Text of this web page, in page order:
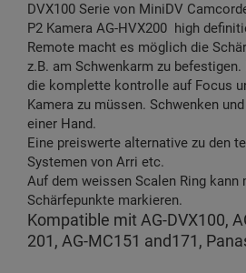
DVX100 Serie von MiniDV
P2 Kamera AG-HVX200 high
Remote macht es möglich die
z.B. am Schwenkarm zu
die komplette kontrolle auf Focus
Kamera zu müssen. Schwenken
einer Hand.
Eine preiswerte alternative zu den
Systemen von Arri etc.
Auf dem weissen Scalen Ring kann
Schärfepunkte markieren.
Kompatible mit AG-DVX100,
201, AG-MC151 and171,